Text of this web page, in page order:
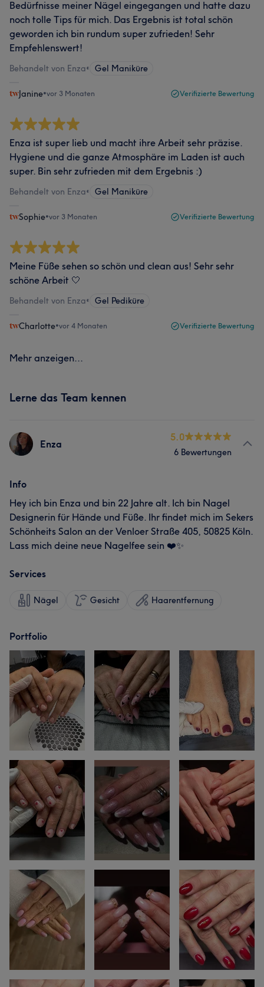
Bedürfnisse meiner Nägel eingegangen und hatte dazu
noch tolle Tips für mich. Das Ergebnis ist total schön
geworden ich bin rundum super zufrieden! Sehr
Empfehlenswert!
Behandelt von Enza• Gel Maniküre
Janine•vor 3 Monaten Verifizierte Bewertung
Enza ist super lieb und macht ihre Arbeit sehr präzise.
Hygiene und die ganze Atmosphäre im Laden ist auch
super. Bin sehr zufrieden mit dem Ergebnis :)
Behandelt von Enza• Gel Maniküre
Sophie•vor 3 Monaten Verifizierte Bewertung
Meine Füße sehen so schön und clean aus! Sehr sehr
schöne Arbeit 🤍
Behandelt von Enza• Gel Pediküre
Charlotte•vor 4 Monaten Verifizierte Bewertung
Mehr anzeigen...
Lerne das Team kennen
Enza
5.0
6 Bewertungen
Info
Hey ich bin Enza und bin 22 Jahre alt. Ich bin Nagel
Designerin für Hände und Füße. Ihr findet mich im Sekers
Schönheits Salon an der Venloer Straße 405, 50825 Köln.
Lass mich deine neue Nagelfee sein ❤️✨
Services
Nägel Gesicht Haarentfernung
Portfolio